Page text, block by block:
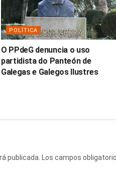
POLÍTICA
O PPdeG denuncia o uso
partidista do Panteón de
Galegas e Galegos Ilustres
publicada. Los campos